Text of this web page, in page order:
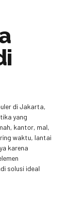
di Jakarta,
yang
kantor, mal,
waktu, lantai
karena
solusi ideal